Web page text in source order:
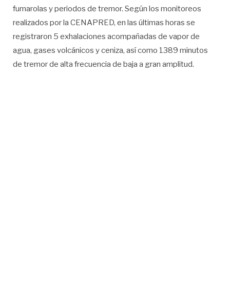
fumarolas y periodos de tremor. Según los monitoreos
realizados por la CENAPRED, en las últimas horas se
registraron 5 exhalaciones acompañadas de vapor de
agua, gases volcánicos y ceniza, así como 1389 minutos
de tremor de alta frecuencia de baja a gran amplitud.